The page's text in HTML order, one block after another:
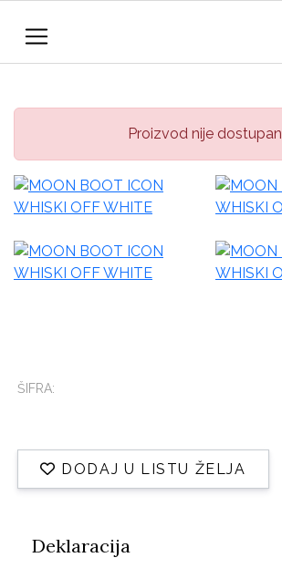
Proizvod nije dostupan
ŠIFRA:
DODAJ U LISTU ŽELJA
Deklaracija